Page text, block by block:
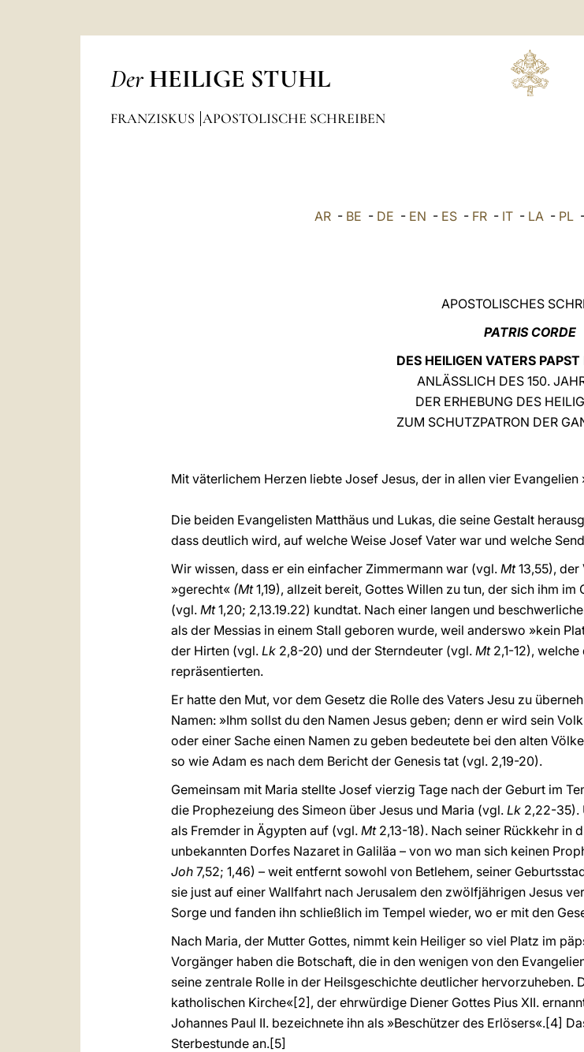
Der HEILIGE STUHL
FRANZISKUS APOSTOLISCHE SCHREIBEN
AR - BE - DE - EN - ES - FR - IT - LA - PL
APOSTOLISCHES
PATRIS CORDE
DES HEILIGEN VATERS
ANLÄSSLICH DES 150.
DER ERHEBUNG DES
ZUM SCHUTZPATRON DER
Mit väterlichem Herzen liebte Josef Jesus, der in allen vier Evangelien
Die beiden Evangelisten Matthäus und Lukas, die seine Gestalt
dass deutlich wird, auf welche Weise Josef Vater war und welche
Wir wissen, dass er ein einfacher Zimmermann war (vgl. Mt13,55), der
»gerecht« (Mt1,19), allzeit bereit, Gottes Willen zu tun, der sich ihm im
(vgl. Mt1,20; 2,13.19.22) kundtat. Nach einer langen und
als der Messias in einem Stall geboren wurde, weil anderswo »kein
der Hirten (vgl. Lk 2,8-20) und der Sterndeuter (vgl. Mt 2,1-12),
repräsentierten.
Er hatte den Mut, vor dem Gesetz die Rolle des Vaters Jesu zu
Namen: »Ihm sollst du den Namen Jesus geben; denn er wird sein
oder einer Sache einen Namen zu geben bedeutete bei den alten
so wie Adam es nach dem Bericht der Genesis tat (vgl. 2,19-20).
Gemeinsam mit Maria stellte Josef vierzig Tage nach der Geburt im
die Prophezeiung des Simeon über Jesus und Maria (vgl. Lk 2,22-35).
als Fremder in Ägypten auf (vgl. Mt 2,13-18). Nach seiner Rückkehr in
unbekannten Dorfes Nazaret in Galiläa – von wo man sich keinen
Joh 7,52; 1,46) – weit entfernt sowohl von Betlehem, seiner
sie just auf einer Wallfahrt nach Jerusalem den zwölfjährigen Jesus
Sorge und fanden ihn schließlich im Tempel wieder, wo er mit den
Nach Maria, der Mutter Gottes, nimmt kein Heiliger so viel Platz im
Vorgänger haben die Botschaft, die in den wenigen von den
seine zentrale Rolle in der Heilsgeschichte deutlicher hervorzuheben.
katholischen Kirche«[2], der ehrwürdige Diener Gottes Pius XII.
Johannes Paul II. bezeichnete ihn als »Beschützer des Erlösers«.[4]
Sterbestunde an.[5]